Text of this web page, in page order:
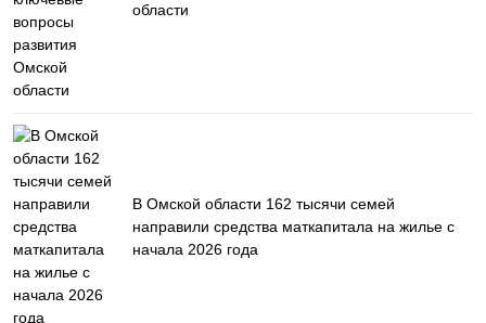
области
В Омской области 162 тысячи семей
направили средства маткапитала на жилье с
начала 2026 года